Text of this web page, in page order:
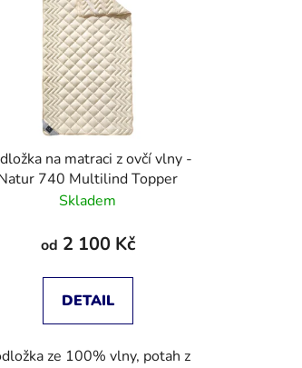
na matraci z ovčí vlny -
740 Multilind Topper
Skladem
od 2 100 Kč
DETAIL
ze 100% vlny, potah z